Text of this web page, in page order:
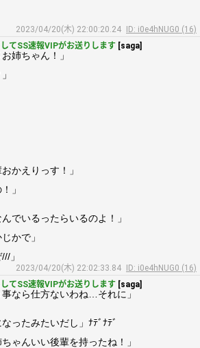
2023/04/20(木) 22:00:20.24
ID: i0e4hNUG0 (16)
てSS速報VIPがお送りします [saga]
姉ちゃん！」
かえりっす！」
」
でいるったらいるのよ！」
かで」
」
2023/04/20(木) 22:02:33.84
ID: i0e4hNUG0 (16)
てSS速報VIPがお送りします [saga]
なら仕方ないわね…それに」
ったみたいだし」ﾅﾃﾞﾅﾃﾞ
ゃんいい後輩を持ったね！」